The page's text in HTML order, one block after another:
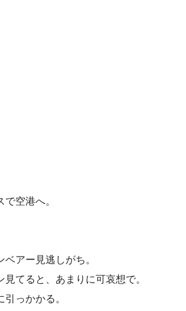
空港へ。
アー見逃しがち。
てると、あまりに可哀想で。
っかかる。